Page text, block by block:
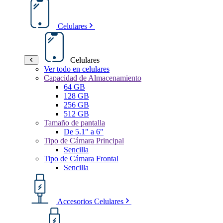
Celulares
Celulares
Ver todo en celulares
Capacidad de Almacenamiento
64 GB
128 GB
256 GB
512 GB
Tamaño de pantalla
De 5.1" a 6"
Tipo de Cámara Principal
Sencilla
Tipo de Cámara Frontal
Sencilla
Accesorios Celulares